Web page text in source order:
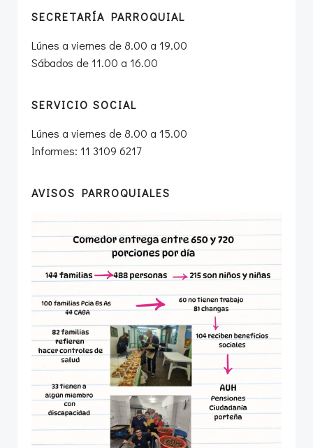
SECRETARÍA PARROQUIAL
Lúnes a viernes de 8.00 a 19.00
Sábados de 11.00 a 16.00
SERVICIO SOCIAL
Lúnes a viernes de 8.00 a 15.00
Informes: 11 3109 6217
AVISOS PARROQUIALES